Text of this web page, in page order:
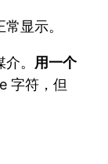
显示。
。 用一个
字符，但